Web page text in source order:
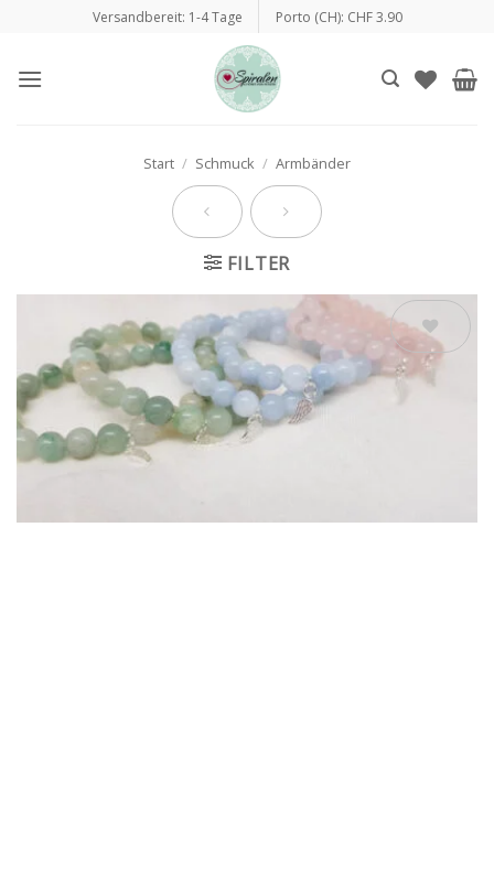
springen
Versandbereit: 1-4 Tage Porto (CH): CHF 3.90
Start / Schmuck / Armbänder
FILTER
Auf die
Wunschliste